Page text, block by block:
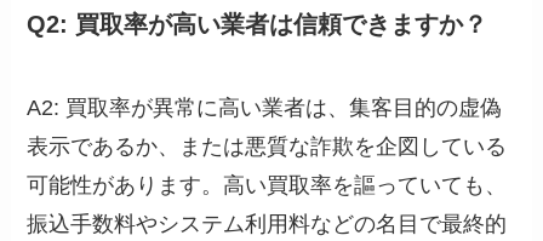
Q2: 買取率が高い業者は信頼できますか？
A2: 買取率が異常に高い業者は、集客目的の虚偽
表示であるか、または悪質な詐欺を企図している
可能性があります。高い買取率を謳っていても、
振込手数料やシステム利用料などの名目で最終的